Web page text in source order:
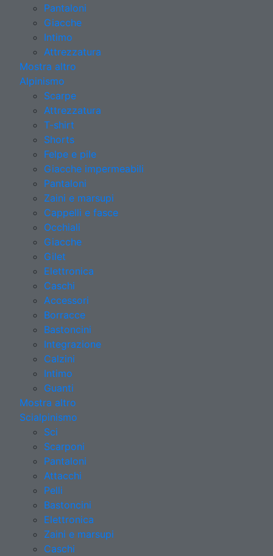
Pantaloni
Giacche
Intimo
Attrezzatura
Mostra altro
Alpinismo
Scarpe
Attrezzatura
T-shirt
Shorts
Felpe e pile
Giacche impermeabili
Pantaloni
Zaini e marsupi
Cappelli e fasce
Occhiali
Giacche
Gilet
Elettronica
Caschi
Accessori
Borracce
Bastoncini
Integrazione
Calzini
Intimo
Guanti
Mostra altro
Scialpinismo
Sci
Scarponi
Pantaloni
Attacchi
Pelli
Bastoncini
Elettronica
Zaini e marsupi
Caschi